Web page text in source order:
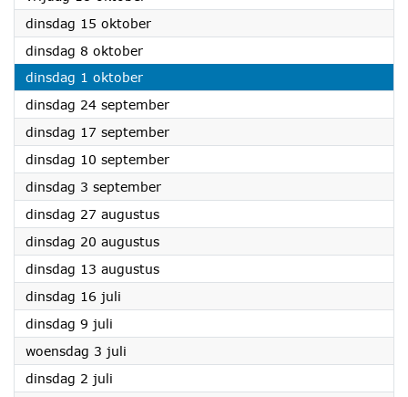
dinsdag 15 oktober2024
dinsdag 8 oktober2024
dinsdag 1 oktober2024
dinsdag 24 september2024
dinsdag 17 september2024
dinsdag 10 september2024
dinsdag 3 september2024
dinsdag 27 augustus2024
dinsdag 20 augustus2024
dinsdag 13 augustus2024
dinsdag 16 juli
dinsdag 9 juli
woensdag 3 juli
dinsdag 2 juli